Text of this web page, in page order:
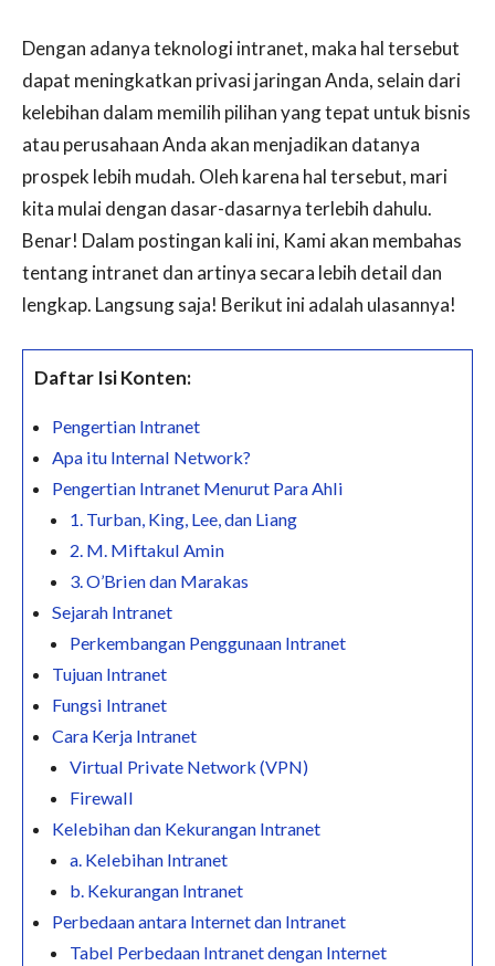
Dengan adanya teknologi intranet, maka hal tersebut
dapat meningkatkan privasi jaringan Anda, selain dari
kelebihan dalam memilih pilihan yang tepat untuk bisnis
atau perusahaan Anda akan menjadikan datanya
prospek lebih mudah. Oleh karena hal tersebut, mari
kita mulai dengan dasar-dasarnya terlebih dahulu.
Benar! Dalam postingan kali ini, Kami akan membahas
tentang intranet dan artinya secara lebih detail dan
lengkap. Langsung saja! Berikut ini adalah ulasannya!
Daftar Isi Konten:
Pengertian Intranet
Apa itu Internal Network?
Pengertian Intranet Menurut Para Ahli
1. Turban, King, Lee, dan Liang
2. M. Miftakul Amin
3. O’Brien dan Marakas
Sejarah Intranet
Perkembangan Penggunaan Intranet
Tujuan Intranet
Fungsi Intranet
Cara Kerja Intranet
Virtual Private Network (VPN)
Firewall
Kelebihan dan Kekurangan Intranet
a. Kelebihan Intranet
b. Kekurangan Intranet
Perbedaan antara Internet dan Intranet
Tabel Perbedaan Intranet dengan Internet